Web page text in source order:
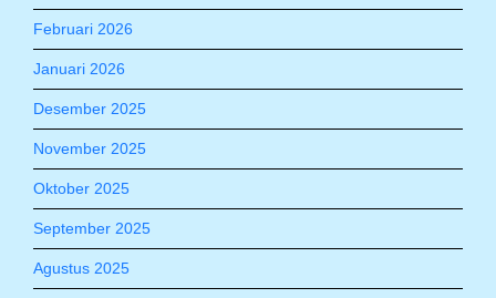
Februari 2026
Januari 2026
Desember 2025
November 2025
Oktober 2025
September 2025
Agustus 2025